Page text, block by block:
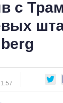
ПОЛИТИКИ
И ОФИС
РАДА
МИНИСТРОВ
с